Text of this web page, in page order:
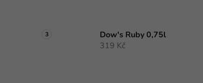
Dow's Ruby 0,75l
319 Kč